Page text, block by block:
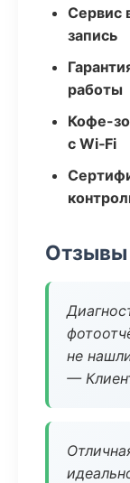
Сервис
запись
работы
Кофе-
с Wi‑Fi
Отзывы
не
—